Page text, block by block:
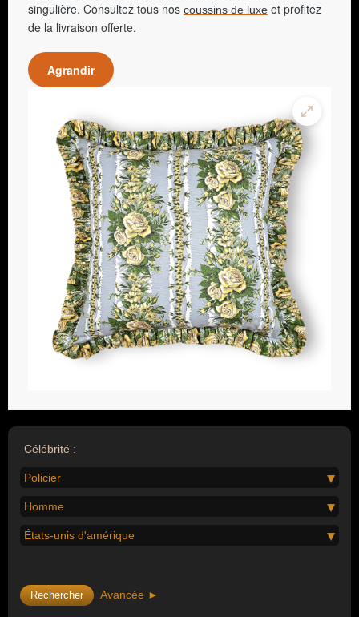
singulière. Consultez tous nos coussins de luxe et profitez
de la livraison offerte.
Agrandir
Célébrité :
Policier
Homme
États-unis d'amérique
Avancée ►